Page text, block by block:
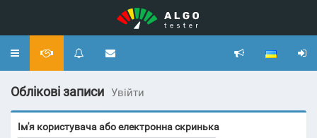
Toggle
Облікові записи Увійти
Ім'я користувача або електронна скринька